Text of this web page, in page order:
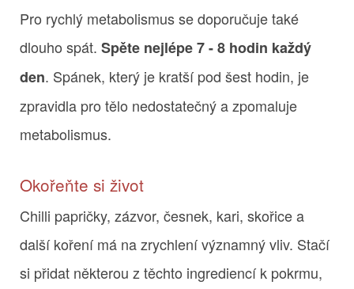
Pro rychlý metabolismus se doporučuje také
dlouho spát. Spěte nejlépe 7 - 8 hodin každý
den. Spánek, který je kratší pod šest hodin, je
zpravidla pro tělo nedostatečný a zpomaluje
metabolismus.
Okořeňte si život
Chilli papričky, zázvor, česnek, kari, skořice a
další koření má na zrychlení významný vliv. Stačí
si přidat některou z těchto ingrediencí k pokrmu,